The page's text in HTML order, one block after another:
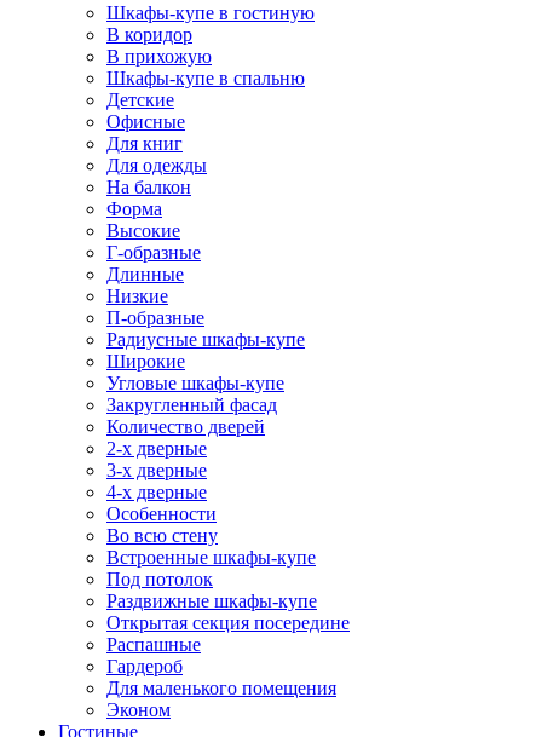
Шкафы-купе в гостиную
В коридор
В прихожую
Шкафы-купе в спальню
Детские
Офисные
Для книг
Для одежды
На балкон
Форма
Высокие
Г-образные
Длинные
Низкие
П-образные
Радиусные шкафы-купе
Широкие
Угловые шкафы-купе
Закругленный фасад
Количество дверей
2-х дверные
3-х дверные
4-х дверные
Особенности
Во всю стену
Встроенные шкафы-купе
Под потолок
Раздвижные шкафы-купе
Открытая секция посередине
Распашные
Гардероб
Для маленького помещения
Эконом
Гостиные